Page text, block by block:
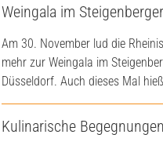
Weingala im
Am 30. November lud die
mehr zur Weingala im
Düsseldorf. Auch dieses Mal
Kulinarische Begegnungen